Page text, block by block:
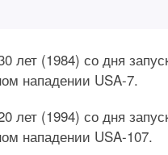
лет (1984) со дня
нападении USA-7.
лет (1994) со дня
нападении USA-107.